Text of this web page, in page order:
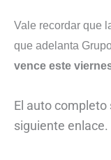
Vale recordar que
que adelanta
vence este
El auto completo
siguiente enlace.